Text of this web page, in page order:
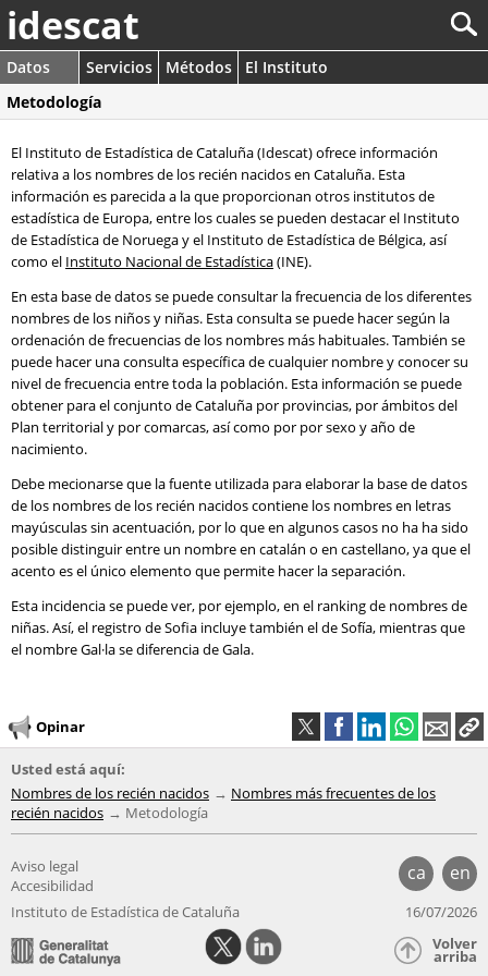
idescat
Datos Servicios Métodos
El Instituto
Metodología
El Instituto de Estadística de Cataluña (Idescat) ofrece información
relativa a los nombres de los recién nacidos en Cataluña. Esta
información es parecida a la que proporcionan otros institutos de
estadística de Europa, entre los cuales se pueden destacar el Instituto
de Estadística de Noruega y el Instituto de Estadística de Bélgica, así
como el Instituto Nacional de Estadística(INE).
En esta base de datos se puede consultar la frecuencia de los diferentes
nombres de los niños y niñas. Esta consulta se puede hacer según la
ordenación de frecuencias de los nombres más habituales. También se
puede hacer una consulta específica de cualquier nombre y conocer su
nivel de frecuencia entre toda la población. Esta información se puede
obtener para el conjunto de Cataluña por provincias, por ámbitos del
Plan territorial y por comarcas, así como por por sexo y año de
nacimiento.
Debe mecionarse que la fuente utilizada para elaborar la base de datos
de los nombres de los recién nacidos contiene los nombres en letras
mayúsculas sin acentuación, por lo que en algunos casos no ha ha sido
posible distinguir entre un nombre en catalán o en castellano, ya que el
acento es el único elemento que permite hacer la separación.
Esta incidencia se puede ver, por ejemplo, en el ranking de nombres de
niñas. Así, el registro de Sofia incluye también el de Sofía, mientras que
el nombre Gal·la se diferencia de Gala.
Opinar
Usted está aquí:
Nombres de los recién nacidos
Nombres más frecuentes de los
recién nacidos
Metodología
ca en
Aviso legal
Accesibilidad
Instituto de Estadística de Cataluña
16/07/2026
Volver
arriba